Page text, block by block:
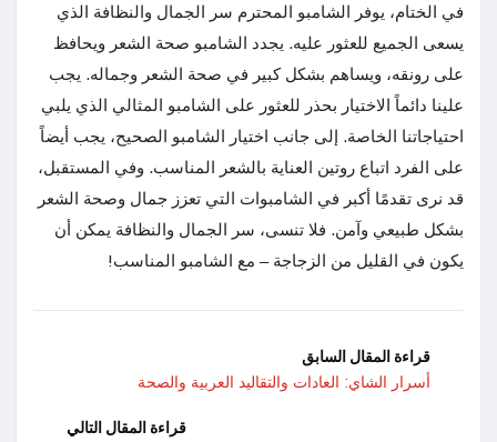
في الختام، يوفر الشامبو المحترم سر الجمال والنظافة الذي
يسعى الجميع للعثور عليه. يجدد الشامبو صحة الشعر ويحافظ
على رونقه، ويساهم بشكل كبير في صحة الشعر وجماله. يجب
علينا دائماً الاختيار بحذر للعثور على الشامبو المثالي الذي يلبي
احتياجاتنا الخاصة. إلى جانب اختيار الشامبو الصحيح، يجب أيضاً
على الفرد اتباع روتين العناية بالشعر المناسب. وفي المستقبل،
قد نرى تقدمًا أكبر في الشامبوات التي تعزز جمال وصحة الشعر
بشكل طبيعي وآمن. فلا تنسى، سر الجمال والنظافة يمكن أن
يكون في القليل من الزجاجة – مع الشامبو المناسب!
قراءة المقال السابق
أسرار الشاي: العادات والتقاليد العربية والصحة
قراءة المقال التالي